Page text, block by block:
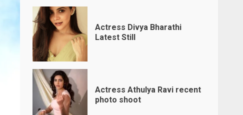
Actress Divya Bharathi
Latest Still
Actress Athulya Ravi recent
photo shoot